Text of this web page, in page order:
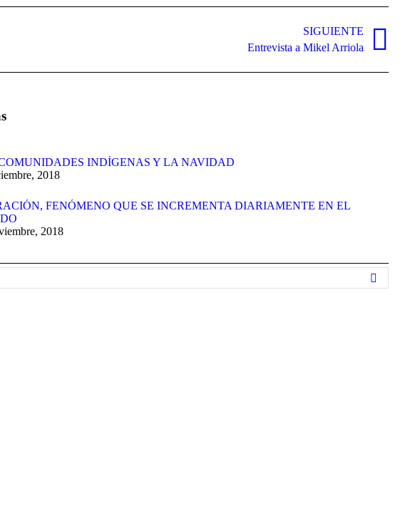
SIGUIENTE
Entrevista a Mikel Arriola
INDÍGENAS Y LA NAVIDAD
2018
FENÓMENO QUE SE INCREMENTA DIARIAMENTE EN EL
2018